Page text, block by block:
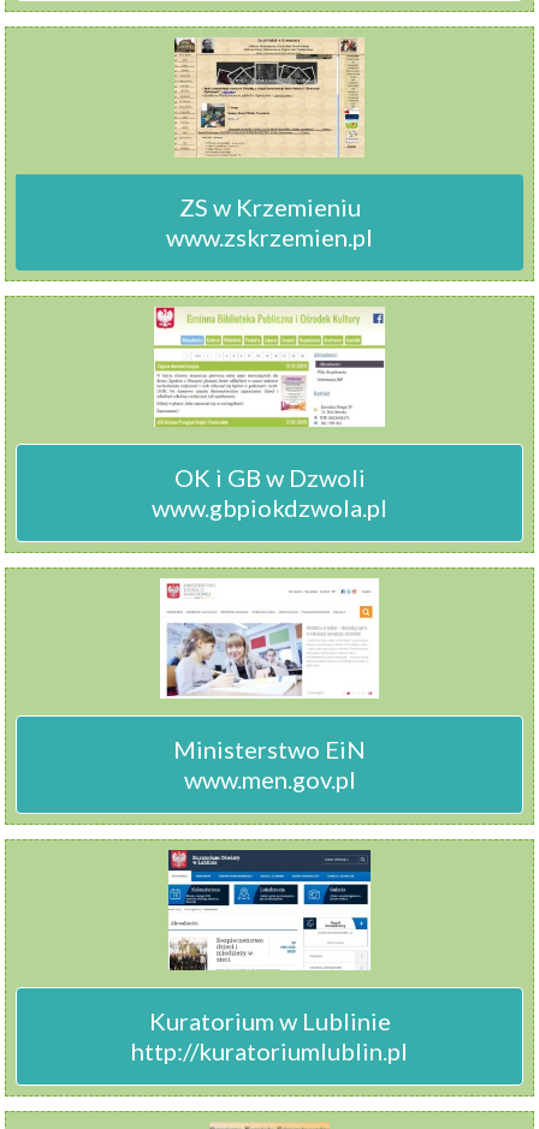
ZS w Krzemieniu
www.zskrzemien.pl
OK i GB w Dzwoli
www.gbpiokdzwola.pl
Ministerstwo EiN
www.men.gov.pl
Kuratorium w Lublinie
http://kuratoriumlublin.pl